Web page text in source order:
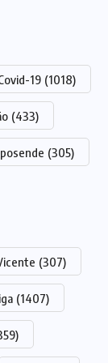
19 (1018)
(433)
(305)
(307)
(1407)